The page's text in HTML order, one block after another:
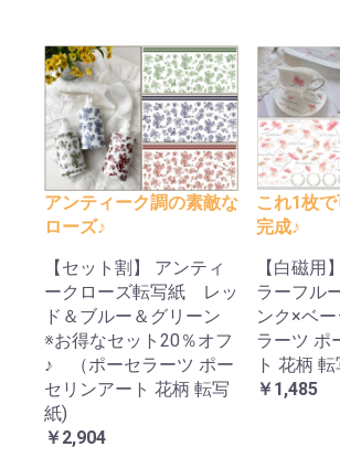
アンティーク調の素敵な
ローズ♪
【セット割】 アンティ
ークローズ転写紙 レッ
ド＆ブルー＆グリーン
※お得なセット20％オフ
♪ （ポーセラーツ ポー
セリンアート 花柄 転写
紙)
￥2,904
これ1枚
完成♪
【白磁用
ラーフル
ンク×ベ
ラーツ ポ
ト 花柄
￥1,485